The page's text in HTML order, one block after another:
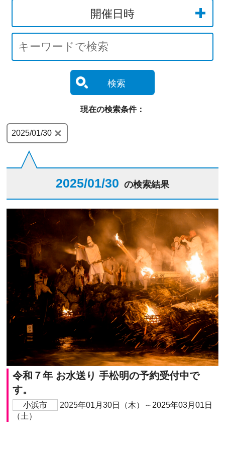
開催日時
検索
現在の検索条件：
2025/01/30
2025/01/30 の検索結果
令和７年 お水送り 手松明の予約受付中で
す。
小浜市
2025年01月30日（木）～2025年03月01日
（土）